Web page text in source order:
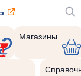
Магазины